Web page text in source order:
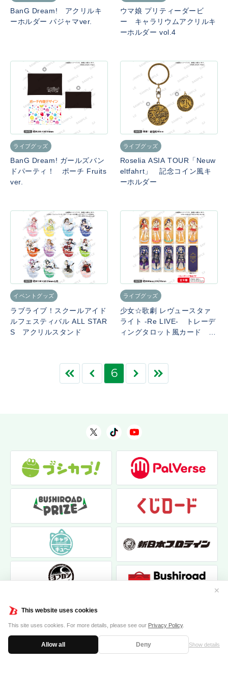
This website uses cookies
This site uses cookies. For more details, please see our Privacy Policy.
Allow all Deny Show details
✕
BanG Dream! アクリルキ
ーホルダー パジャマver.
ウマ娘 プリティーダービ
ー キャラリウムアクリルキ
ーホルダー vol.4
ライブグッズ
BanG Dream! ガールズバン
ドパーティ！ ポーチ Fruits
ver.
ライブグッズ
Roselia ASIA TOUR「Neuw
eltfahrt」 記念コイン風キ
ーホルダー
イベントグッズ
ラブライブ！スクールアイド
ルフェスティバル ALL STAR
S アクリルスタンド
ライブグッズ
少女☆歌劇 レヴュースタァ
ライト -Re LIVE- トレーデ
ィングタロット風カード 別
6